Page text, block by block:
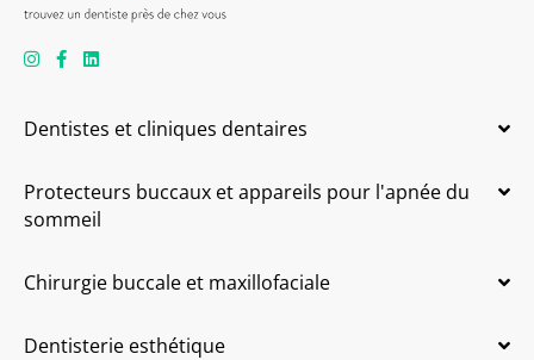
Dentistes et cliniques dentaires
Protecteurs buccaux et appareils pour l'apnée du
sommeil
Chirurgie buccale et maxillofaciale
Dentisterie esthétique